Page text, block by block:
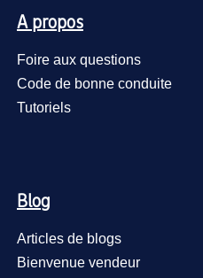
A propos
Foire aux questions
Code de bonne conduite
Tutoriels
Blog
Articles de blogs
Bienvenue vendeur